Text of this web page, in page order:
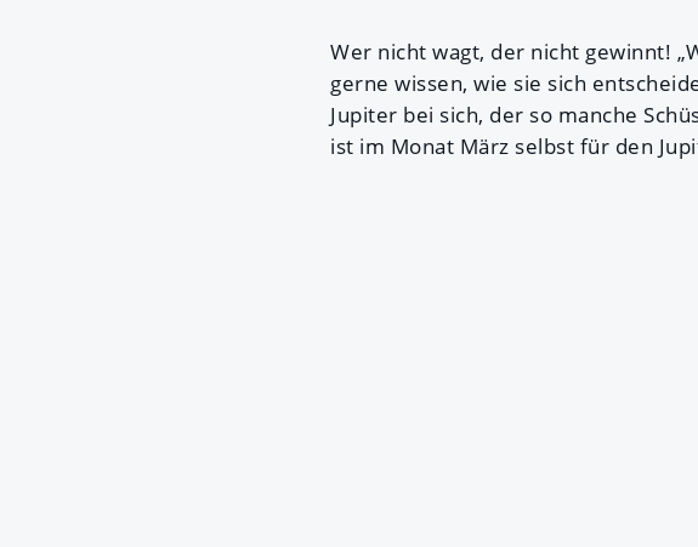
Wer nicht wagt, der nicht gewinnt!
gerne wissen, wie sie sich
Jupiter bei sich, der so manche
ist im Monat März selbst für den